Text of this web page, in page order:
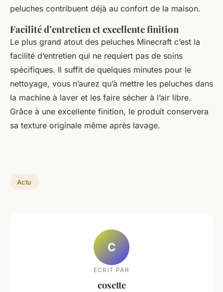
peluches contribuent déjà au confort de la maison.
Facilité d’entretien et excellente finition
Le plus grand atout des peluches Minecraft c’est la
facilité d’entretien qui ne requiert pas de soins
spécifiques. Il suffit de quelques minutes pour le
nettoyage, vous n’aurez qu’à mettre les peluches dans
la machine à laver et les faire sécher à l’air libre.
Grâce à une excellente finition, le produit conservera
sa texture originale même après lavage.
Actu
C
ECRIT PAR
cosette